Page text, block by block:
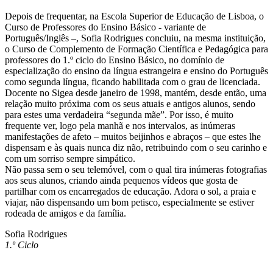
Depois de frequentar, na Escola Superior de Educação de Lisboa, o
Curso de Professores do Ensino Básico - variante de
Português/Inglês –, Sofia Rodrigues concluiu, na mesma instituição,
o Curso de Complemento de Formação Científica e Pedagógica para
professores do 1.º ciclo do Ensino Básico, no domínio de
especialização do ensino da língua estrangeira e ensino do Português
como segunda língua, ficando habilitada com o grau de licenciada.
Docente no Sigea desde janeiro de 1998, mantém, desde então, uma
relação muito próxima com os seus atuais e antigos alunos, sendo
para estes uma verdadeira “segunda mãe”. Por isso, é muito
frequente ver, logo pela manhã e nos intervalos, as inúmeras
manifestações de afeto – muitos beijinhos e abraços – que estes lhe
dispensam e às quais nunca diz não, retribuindo com o seu carinho e
com um sorriso sempre simpático.
Não passa sem o seu telemóvel, com o qual tira inúmeras fotografias
aos seus alunos, criando ainda pequenos vídeos que gosta de
partilhar com os encarregados de educação. Adora o sol, a praia e
viajar, não dispensando um bom petisco, especialmente se estiver
rodeada de amigos e da família.
Sofia Rodrigues
1.º Ciclo